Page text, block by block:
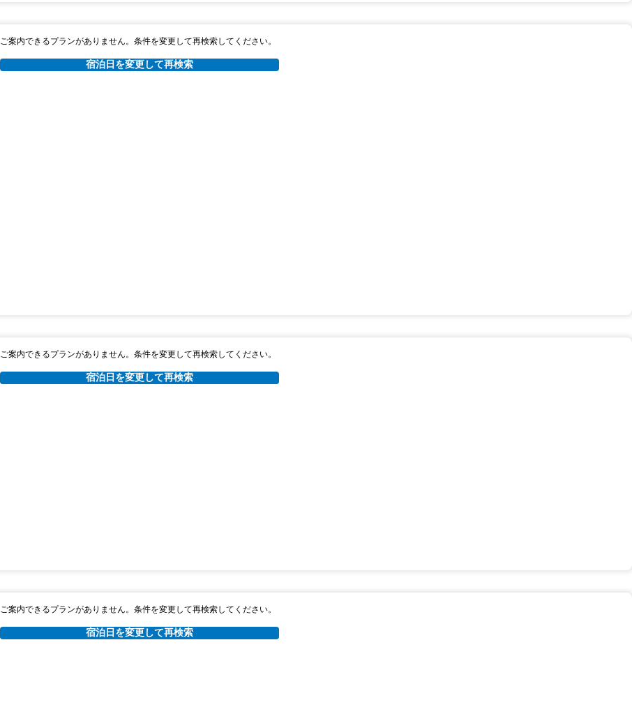
ご案内できるプランがありません。条件を変更して再検索してください。
宿泊日を変更して再検索
ご案内できるプランがありません。条件を変更して再検索してください。
宿泊日を変更して再検索
ご案内できるプランがありません。条件を変更して再検索してください。
宿泊日を変更して再検索